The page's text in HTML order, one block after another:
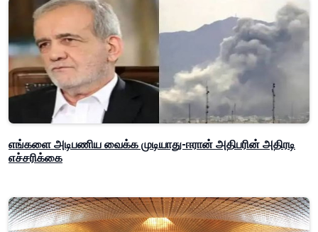
எங்களை அடிபணிய வைக்க முடியாது-ஈரான் அதிபரின் அதிரடி
எச்சரிக்கை